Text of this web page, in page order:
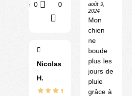
Utile 0 0
Nicolas
H.
août 9,
2024
Mon
chien
ne
boude
plus les
jours de
pluie
grâce à